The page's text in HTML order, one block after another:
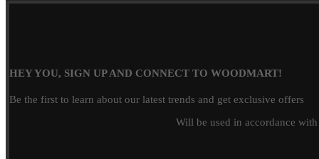
HEY YOU, SIGN UP AND CONNECT TO WOODMART!
Be the first to learn about our latest trends and get exclusive offers
Will be used in accordance